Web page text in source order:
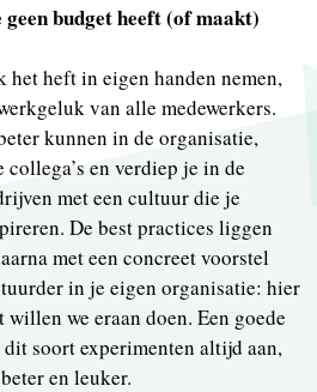
budget heeft (of maakt)
het heft in eigen handen nemen,
van alle medewerkers.
kunnen in de organisatie,
en verdiep je in de
met een cultuur die je
De best practices liggen
met een concreet voorstel
in je eigen organisatie: hier
we eraan doen. Een goede
soort experimenten altijd aan,
en leuker.